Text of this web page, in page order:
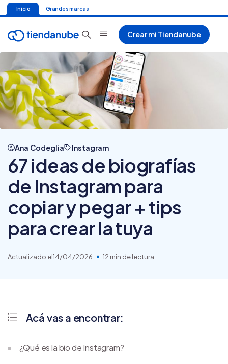
Inicio Grandes marcas
Crear mi Tiendanube
Ana Codeglia Instagram
67 ideas de biografías
de Instagram para
copiar y pegar + tips
para crear la tuya
Actualizado el14/04/2026 12 min de lectura
Acá vas a encontrar:
¿Qué es la bio de Instagram?